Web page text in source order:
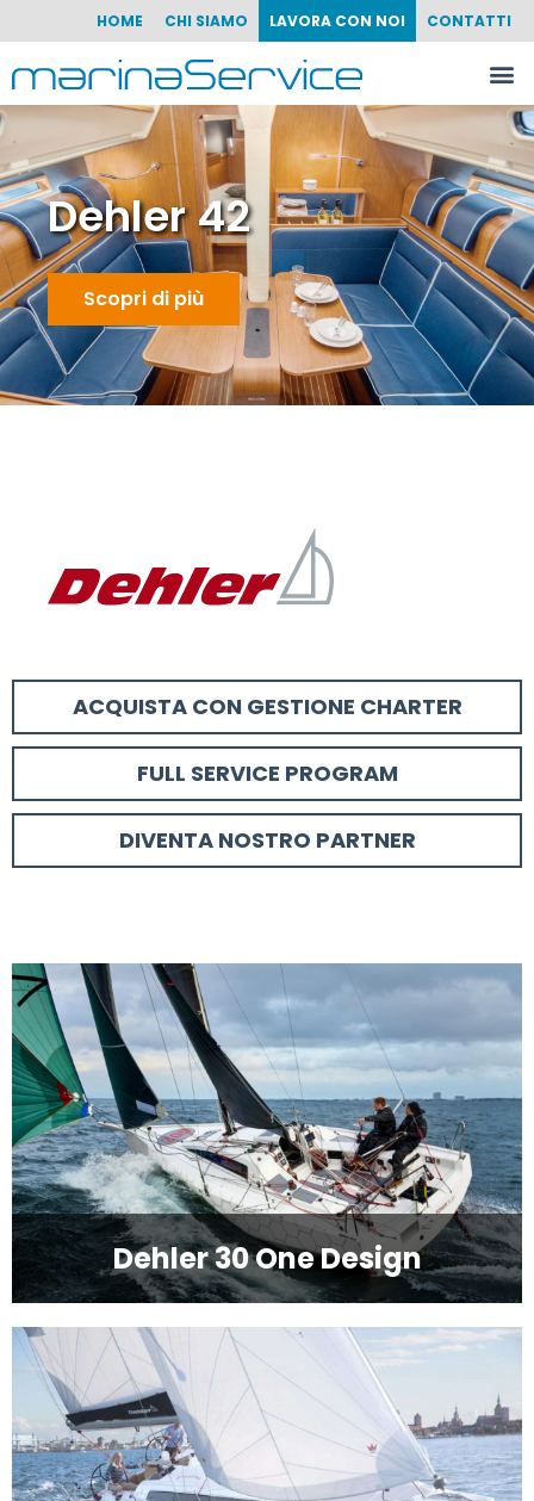
HOME CHI SIAMO LAVORA CON NOI CONTATTI
Dehler 46
Scopri di più
ACQUISTA CON GESTIONE CHARTER
FULL SERVICE PROGRAM
DIVENTA NOSTRO PARTNER
Dehler 30 One Design